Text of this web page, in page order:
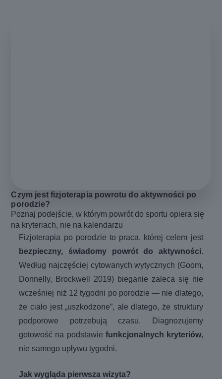
Czym jest fizjoterapia powrotu do aktywności po
porodzie?
Poznaj podejście, w którym powrót do sportu opiera się
na kryteriach, nie na kalendarzu
Fizjoterapia po porodzie to praca, której celem jest
bezpieczny, świadomy powrót do aktywności.
Według najczęściej cytowanych wytycznych (Goom,
Donnelly, Brockwell 2019) bieganie zaleca się nie
wcześniej niż 12 tygodni po porodzie — nie dlatego,
że ciało jest „uszkodzone”, ale dlatego, że struktury
podporowe potrzebują czasu. Diagnozujemy
gotowość na podstawie funkcjonalnych kryteriów,
nie samego upływu tygodni.
Jak wygląda pierwsza wizyta?